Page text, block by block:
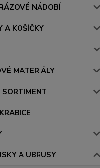
NÁDOBÍ
A KOŠÍČKY
MATERIÁLY
SORTIMENT
A UBRUSY